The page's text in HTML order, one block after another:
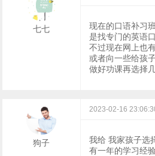
七七
现在的口语补习
是找专门的英语
不过现在网上也
或者向一些给孩
做好功课再选择
狗子
2023-02-16
我给 我家孩子选
有一年的学习经